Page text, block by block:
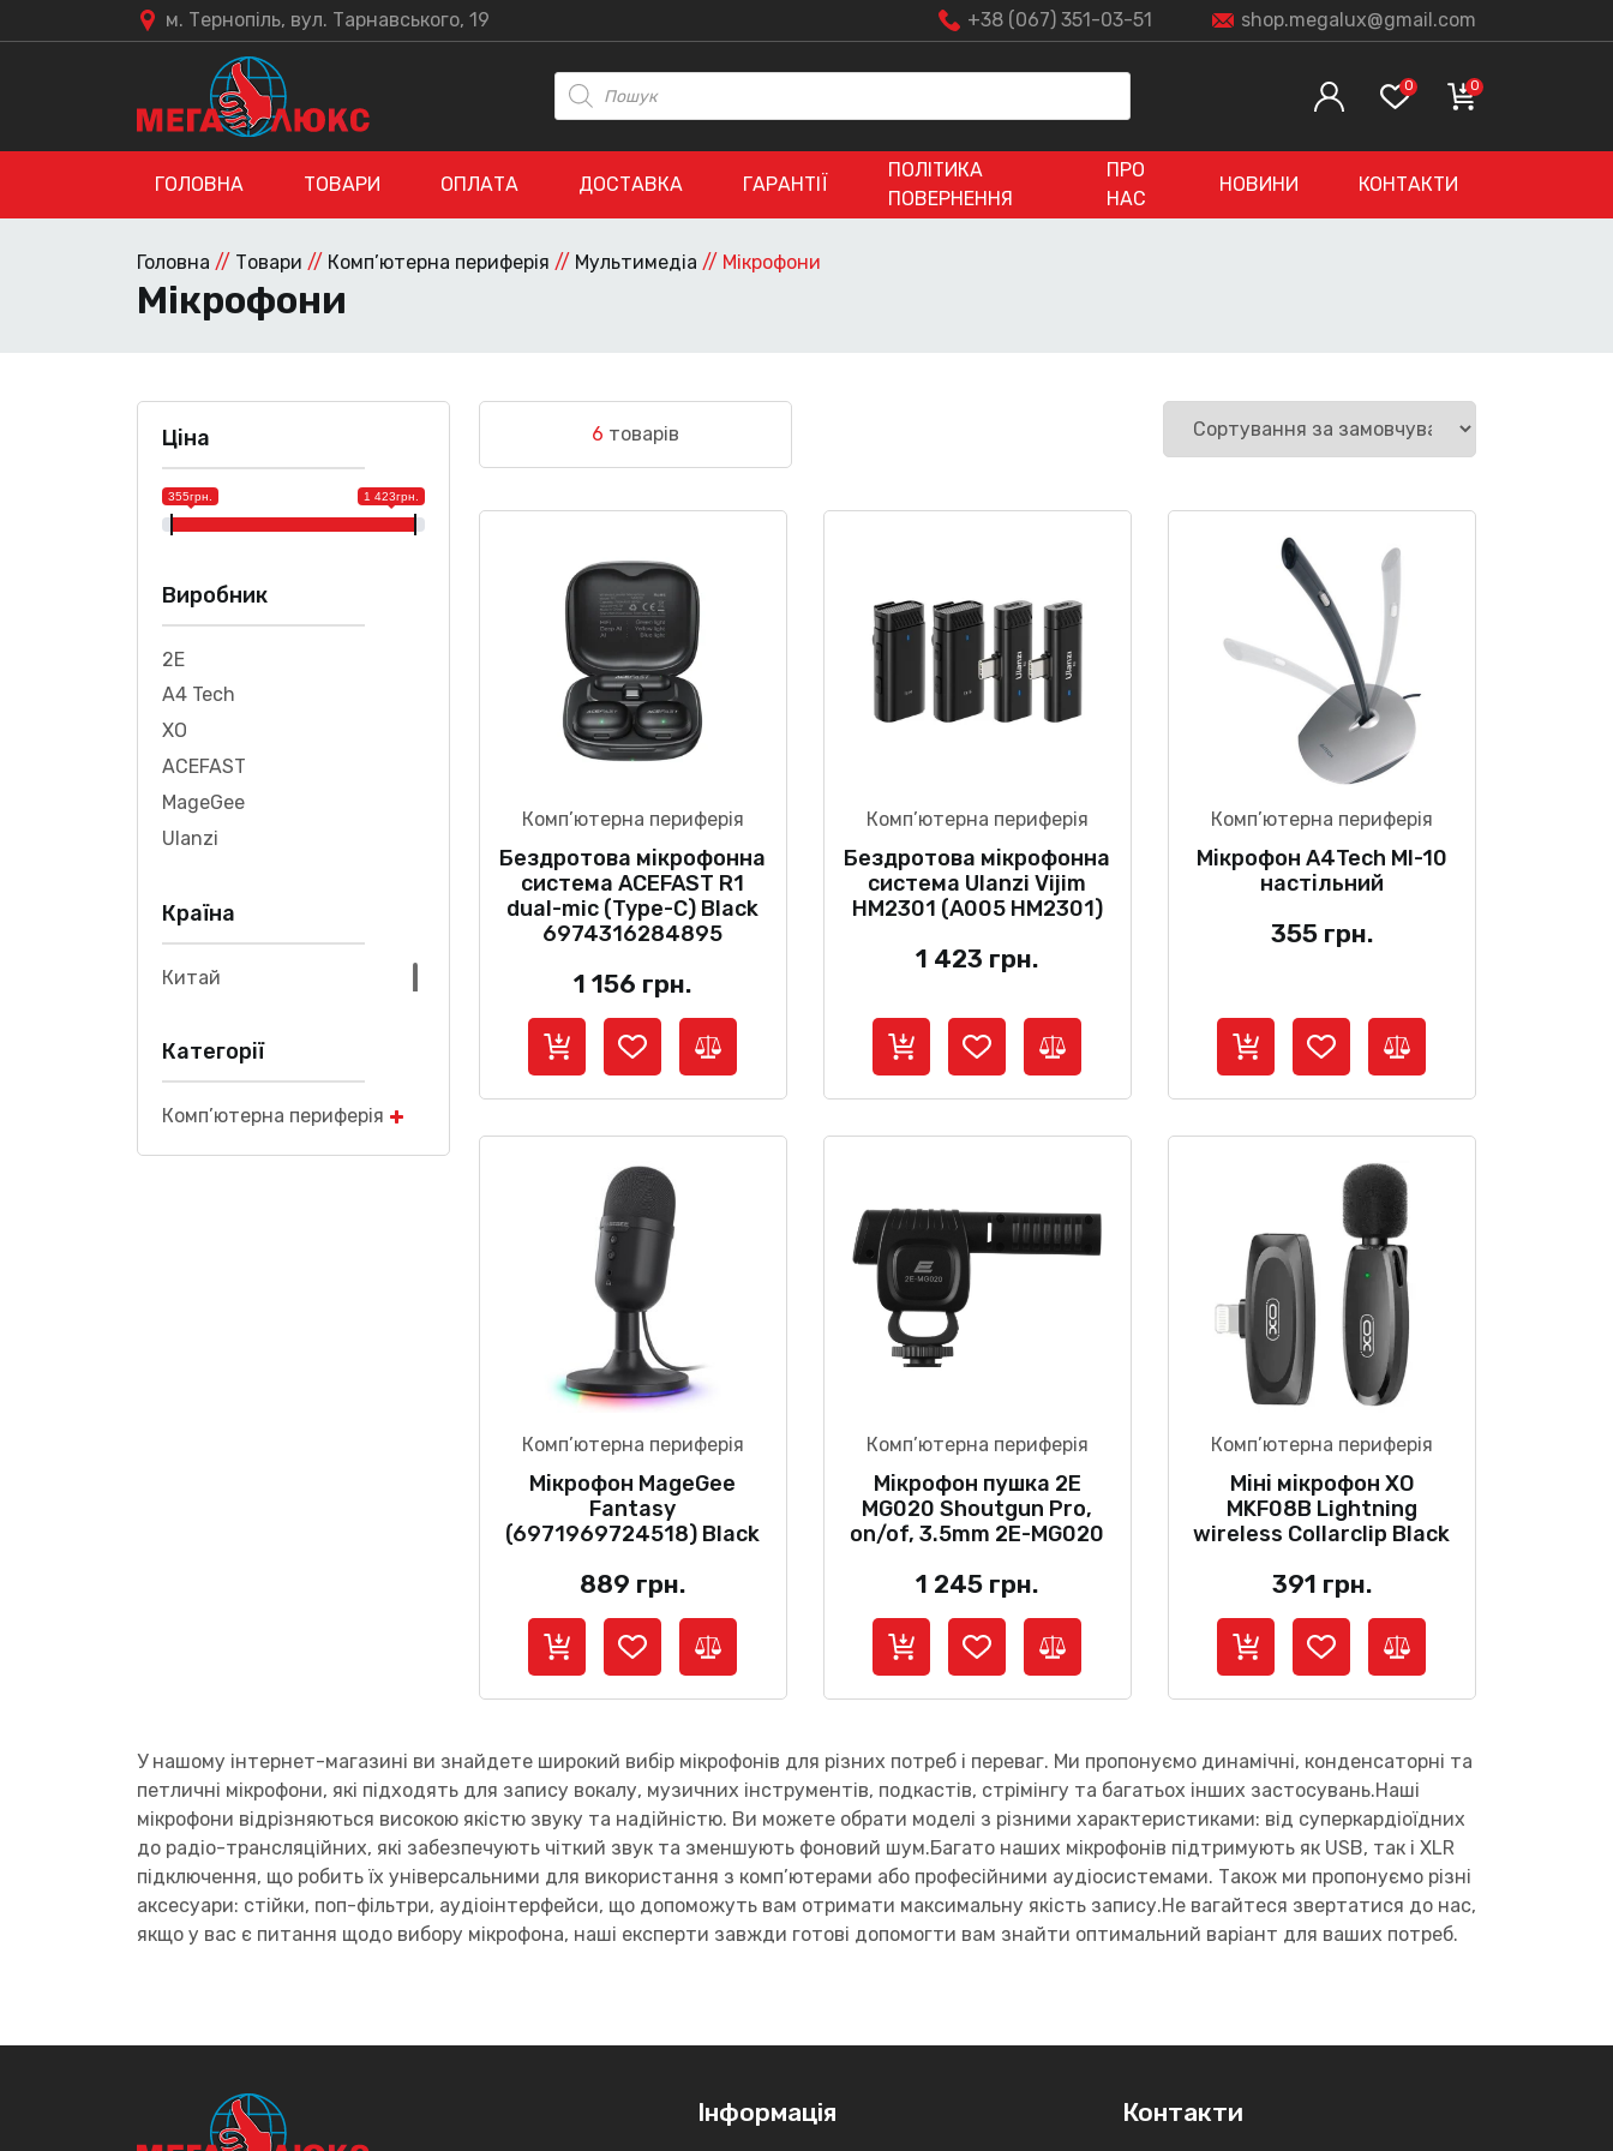
м. Тернопіль, вул. Тарнавського, 19 +38 (067) 351-03-51 shop.megalux@gmail.com
Пошук
товарів
0 0
ГОЛОВНА ТОВАРИ ОПЛАТА ДОСТАВКА ГАРАНТІЇ
ПОЛІТИКА
ПОВЕРНЕННЯ
ПРО
НАС
НОВИНИ КОНТАКТИ
Головна // Товари // Комп’ютерна периферія // Мультимедіа // Мікрофони
Мікрофони
Ціна
355грн. 1 423грн.
Виробник
2E
A4 Tech
XO
ACEFAST
MageGee
Ulanzi
Країна
Китай
Категорії
Комп’ютерна периферія
6 товарів
Комп’ютерна периферія
Бездротова мікрофонна
система ACEFAST R1
dual-mic (Type-C) Black
6974316284895
1 156 грн.
Комп’ютерна периферія
Бездротова мікрофонна
система Ulanzi Vijim
HM2301 (A005 HM2301)
1 423 грн.
Комп’ютерна периферія
Мікрофон A4Tech MI-10
настільний
355 грн.
Комп’ютерна периферія
Мікрофон MageGee
Fantasy
(6971969724518) Black
889 грн.
Комп’ютерна периферія
Мікрофон пушка 2Е
MG020 Shoutgun Pro,
on/of, 3.5mm 2E-MG020
1 245 грн.
Комп’ютерна периферія
Міні мікрофон XO
MKF08B Lightning
wireless Collarclip Black
391 грн.
У нашому інтернет-магазині ви знайдете широкий вибір мікрофонів для різних потреб і переваг. Ми пропонуємо динамічні, конденсаторні та
петличні мікрофони, які підходять для запису вокалу, музичних інструментів, подкастів, стрімінгу та багатьох інших застосувань.Наші
мікрофони відрізняються високою якістю звуку та надійністю. Ви можете обрати моделі з різними характеристиками: від суперкардіоїдних
до радіо-трансляційних, які забезпечують чіткий звук та зменшують фоновий шум.Багато наших мікрофонів підтримують як USB, так і XLR
підключення, що робить їх універсальними для використання з комп’ютерами або професійними аудіосистемами. Також ми пропонуємо різні
аксесуари: стійки, поп-фільтри, аудіоінтерфейси, що допоможуть вам отримати максимальну якість запису.Не вагайтеся звертатися до нас,
якщо у вас є питання щодо вибору мікрофона, наші експерти завжди готові допомогти вам знайти оптимальний варіант для ваших потреб.
Інформація Контакти